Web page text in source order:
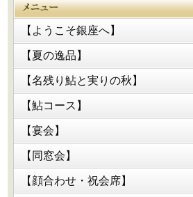
【ようこそ銀座へ】
【夏の逸品】
【名残り鮎と実りの秋】
【鮎コース】
【宴会】
【同窓会】
【顔合わせ・祝会席】